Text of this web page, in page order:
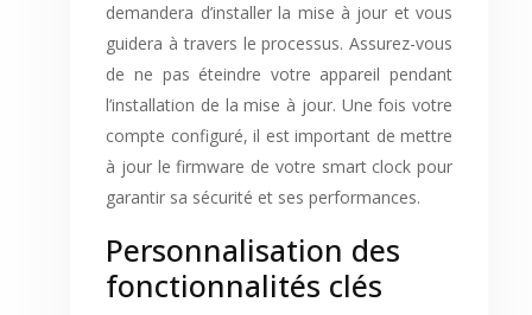
demandera d’installer la mise à jour et vous
guidera à travers le processus. Assurez-vous
de ne pas éteindre votre appareil pendant
l’installation de la mise à jour. Une fois votre
compte configuré, il est important de mettre
à jour le firmware de votre smart clock pour
garantir sa sécurité et ses performances.
Personnalisation des
fonctionnalités clés